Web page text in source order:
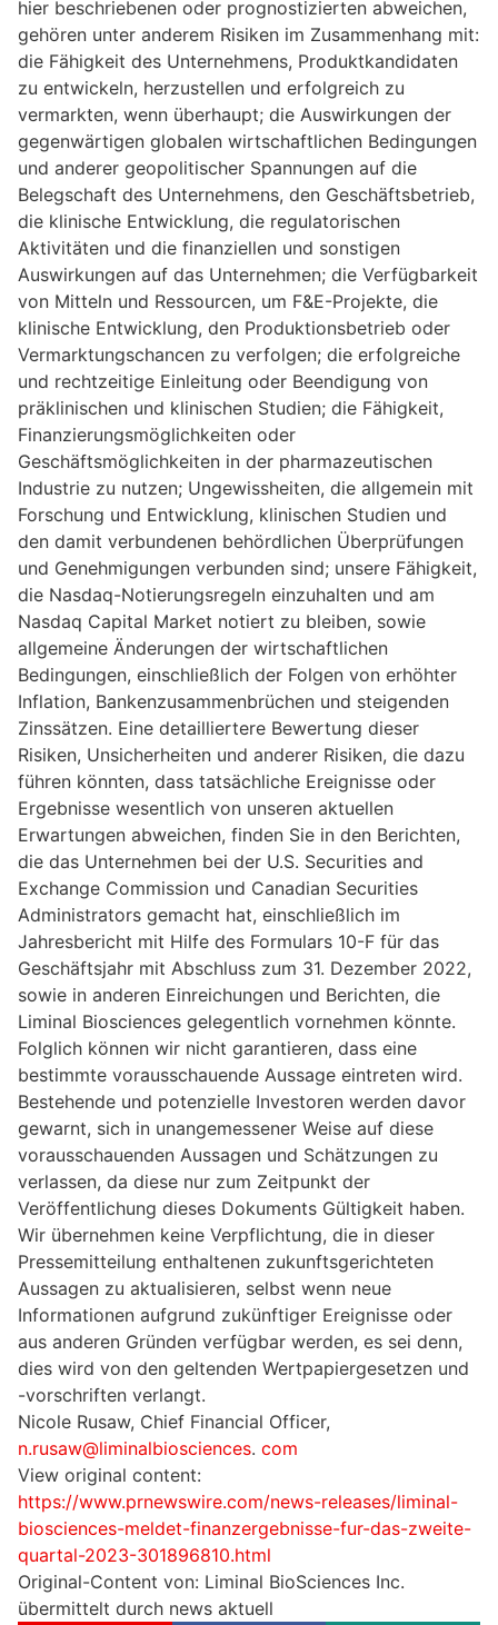
hier beschriebenen oder prognostizierten abweichen,
gehören unter anderem Risiken im Zusammenhang mit:
die Fähigkeit des Unternehmens, Produktkandidaten
zu entwickeln, herzustellen und erfolgreich zu
vermarkten, wenn überhaupt; die Auswirkungen der
gegenwärtigen globalen wirtschaftlichen Bedingungen
und anderer geopolitischer Spannungen auf die
Belegschaft des Unternehmens, den Geschäftsbetrieb,
die klinische Entwicklung, die regulatorischen
Aktivitäten und die finanziellen und sonstigen
Auswirkungen auf das Unternehmen; die Verfügbarkeit
von Mitteln und Ressourcen, um F&E-Projekte, die
klinische Entwicklung, den Produktionsbetrieb oder
Vermarktungschancen zu verfolgen; die erfolgreiche
und rechtzeitige Einleitung oder Beendigung von
präklinischen und klinischen Studien; die Fähigkeit,
Finanzierungsmöglichkeiten oder
Geschäftsmöglichkeiten in der pharmazeutischen
Industrie zu nutzen; Ungewissheiten, die allgemein mit
Forschung und Entwicklung, klinischen Studien und
den damit verbundenen behördlichen Überprüfungen
und Genehmigungen verbunden sind; unsere Fähigkeit,
die Nasdaq-Notierungsregeln einzuhalten und am
Nasdaq Capital Market notiert zu bleiben, sowie
allgemeine Änderungen der wirtschaftlichen
Bedingungen, einschließlich der Folgen von erhöhter
Inflation, Bankenzusammenbrüchen und steigenden
Zinssätzen. Eine detailliertere Bewertung dieser
Risiken, Unsicherheiten und anderer Risiken, die dazu
führen könnten, dass tatsächliche Ereignisse oder
Ergebnisse wesentlich von unseren aktuellen
Erwartungen abweichen, finden Sie in den Berichten,
die das Unternehmen bei der U.S. Securities and
Exchange Commission und Canadian Securities
Administrators gemacht hat, einschließlich im
Jahresbericht mit Hilfe des Formulars 10-F für das
Geschäftsjahr mit Abschluss zum 31. Dezember 2022,
sowie in anderen Einreichungen und Berichten, die
Liminal Biosciences gelegentlich vornehmen könnte.
Folglich können wir nicht garantieren, dass eine
bestimmte vorausschauende Aussage eintreten wird.
Bestehende und potenzielle Investoren werden davor
gewarnt, sich in unangemessener Weise auf diese
vorausschauenden Aussagen und Schätzungen zu
verlassen, da diese nur zum Zeitpunkt der
Veröffentlichung dieses Dokuments Gültigkeit haben.
Wir übernehmen keine Verpflichtung, die in dieser
Pressemitteilung enthaltenen zukunftsgerichteten
Aussagen zu aktualisieren, selbst wenn neue
Informationen aufgrund zukünftiger Ereignisse oder
aus anderen Gründen verfügbar werden, es sei denn,
dies wird von den geltenden Wertpapiergesetzen und
-vorschriften verlangt.
Nicole Rusaw, Chief Financial Officer,
n.rusaw@liminalbiosciences. com
View original content:
https://www.prnewswire.com/news-releases/liminal-
biosciences-meldet-finanzergebnisse-fur-das-zweite-
quartal-2023-301896810.html
Original-Content von: Liminal BioSciences Inc.
übermittelt durch news aktuell